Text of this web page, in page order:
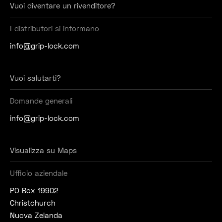
Vuoi diventare un rivenditore?
I distributori si informano
info@grip-lock.com
Vuoi salutarti?
Domande generali
info@grip-lock.com
Visualizza su Maps
Ufficio aziendale
PO Box 19902
Christchurch
Nuova Zelanda